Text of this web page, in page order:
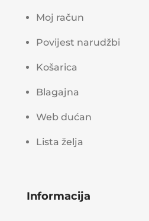
Moj račun
Povijest narudžbi
Košarica
Blagajna
Web dućan
Lista želja
Informacija